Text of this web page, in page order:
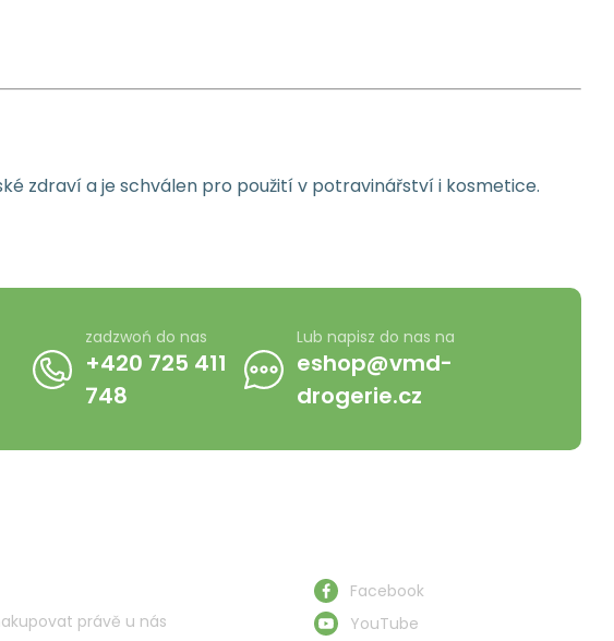
zdraví a je schválen pro použití v potravinářství i kosmetice.
zadzwoń do nas
+420 725 411
748
Lub napisz do nas na
eshop@vmd-
drogerie.cz
právě u nás
Facebook
YouTube